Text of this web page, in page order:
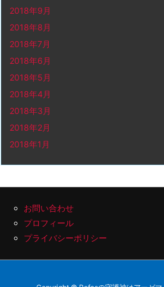
2018年9月
2018年8月
2018年7月
2018年6月
2018年5月
2018年4月
2018年3月
2018年2月
2018年1月
お問い合わせ
プロフィール
プライバシーポリシー